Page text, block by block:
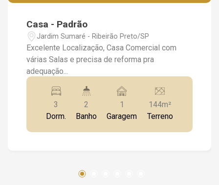
Casa - Padrão
Jardim Sumaré - Ribeirão Preto/SP
Excelente Localização, Casa Comercial com
várias Salas e precisa de reforma pra
adequação...
3
Dorm.
2
Banho
1
Garagem
144m²
Terreno